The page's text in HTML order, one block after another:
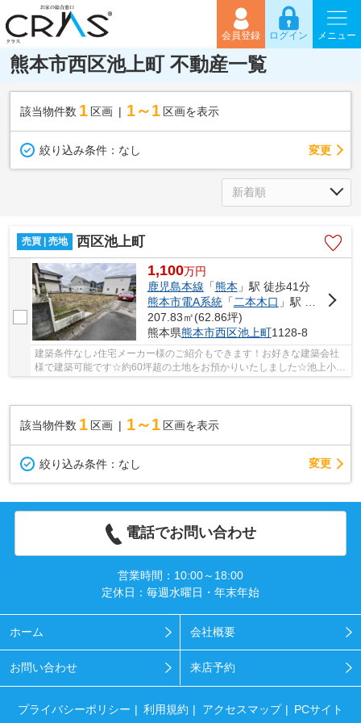
会員登録 ログイン メニュー
熊本市西区池上町 不動産一覧
該当物件数 1 区画 1～1 区画を表示
絞り込み条件： なし 変更
売買 | 売地 西区池上町
1,100万円
鹿児島本線 「熊本 」駅 徒歩41分
熊本市電A系統「二本木口 」駅 徒歩44分
207.83㎡(62.86坪)
熊本県熊本市西区池上町1128-8
建築条件なし♪住宅メーカー様のご紹介もできます！お好きな建築会社
様で建築可能です☆約60坪超の土地をお預かりいたしました☆池上小学
該当物件数 1 区画 1～1 区画を表示
絞り込み条件： なし 変更
電話でお問い合わせ
営業時間：10:00～18:00
定休日：毎週水曜日・年末年始
ホーム 会社概要
お問い合わせ 来店予約
プライバシーポリシー 利用規約 アクセスマップ PCサイト